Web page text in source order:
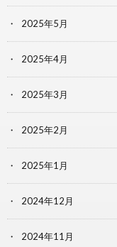
2025年5月
2025年4月
2025年3月
2025年2月
2025年1月
2024年12月
2024年11月